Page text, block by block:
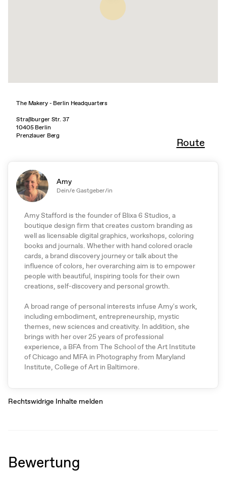
The Makery - Berlin Headquarters
Straßburger Str. 37
10405 Berlin
Prenzlauer Berg
Route
Amy
Dein/e Gastgeber/in
Amy Stafford is the founder of Blixa 6 Studios, a
boutique design firm that creates custom branding as
well as licensable digital graphics, workshops, coloring
books and journals. Whether with hand colored oracle
cards, a brand discovery journey or talk about the
influence of colors, her overarching aim is to empower
people with beautiful, inspiring tools for their own
creations, self-discovery and personal growth.
A broad range of personal interests infuse Amy's work,
including embodiment, entrepreneurship, mystic
themes, new sciences and creativity. In addition, she
brings with her over 25 years of professional
experience, a BFA from The School of the Art Institute
of Chicago and MFA in Photography from Maryland
Institute, College of Art in Baltimore.
Rechtswidrige Inhalte melden
Bewertung